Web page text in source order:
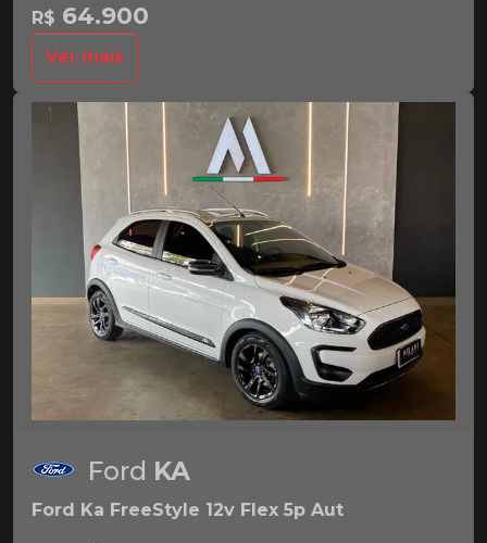
R$ 64.900
Ver mais
Ford KA
Ford Ka FreeStyle 12v Flex 5p Aut